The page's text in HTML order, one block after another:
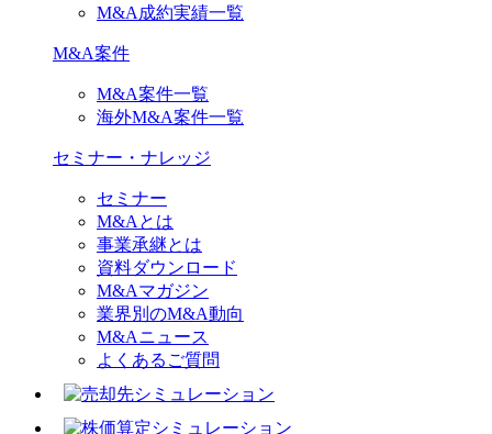
M&A成約実績一覧
M&A案件
M&A案件一覧
海外M&A案件一覧
セミナー・ナレッジ
セミナー
M&Aとは
事業承継とは
資料ダウンロード
M&Aマガジン
業界別のM&A動向
M&Aニュース
よくあるご質問